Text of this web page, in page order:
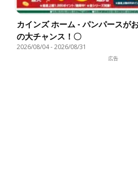
カインズ ホーム - パンパースが
の大チャンス！〇
2026/08/04-2026/08/31
広告